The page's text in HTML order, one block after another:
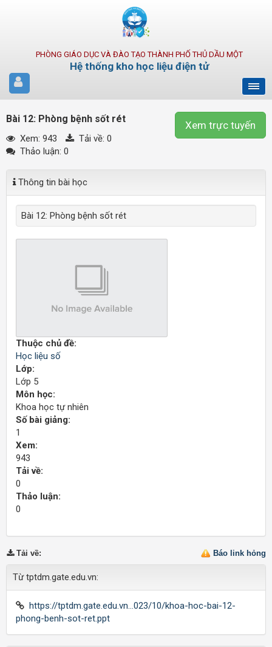
PHÒNG GIÁO DỤC VÀ ĐÀO TẠO THÀNH PHỐ THỦ DẦU MỘT
Hệ thống kho học liệu điện tử
Xem trực tuyến
Bài 12: Phòng bệnh sốt rét
Xem: 943 Tải về: 0
Thảo luận: 0
Thông tin bài học
Bài 12: Phòng bệnh sốt rét
Thuộc chủ đề:
Học liệu số
Lớp:
Lớp 5
Môn học:
Khoa học tự nhiên
Số bài giảng:
1
Xem:
943
Tải về:
0
Thảo luận:
0
Báo link hỏng
Tải về:
Từ tptdm.gate.edu.vn:
https://tptdm.gate.edu.vn...023/10/khoa-hoc-bai-12-
phong-benh-sot-ret.ppt